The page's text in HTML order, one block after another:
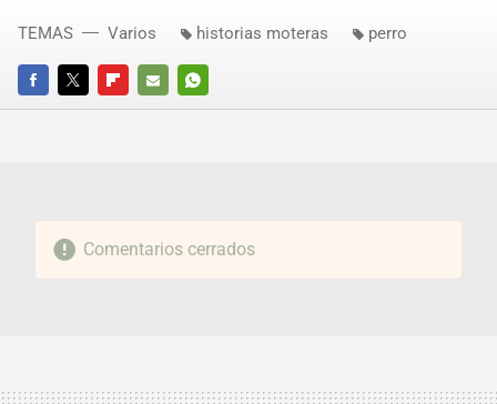
FACEBOOKTWITTERFLIPBOARD
E-
WHATSAPP
TEMAS Varios historias moteras perro
Comentarios cerrados